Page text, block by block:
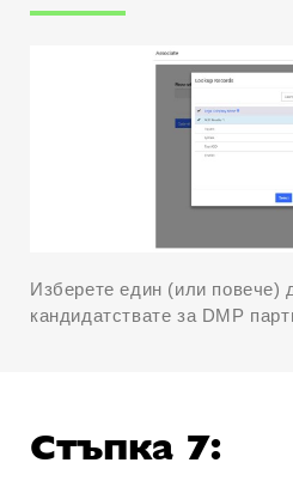
Изберете един (или повече)
кандидатствате за DMP
Стъпка 7: